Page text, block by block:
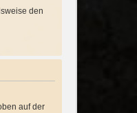
den
auf der